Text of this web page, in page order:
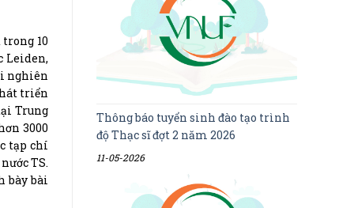
10
Leiden,
nghiên
triển
Trung
3000
tạp chí
TS.
bày bài
Thông báo tuyển sinh đào tạo trình
độ Thạc sĩ đợt 2 năm 2026
11-05-2026